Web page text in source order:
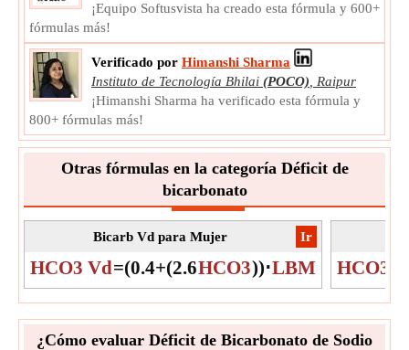
HCO3 medido
El HCO3 medido es el nivel de iones bicarbonato medido
en la sangre.
Símbolo:
HCO3
Medición:
Concentración molar
Unidad:mEq/L
Nota:El valor puede ser positivo o negativo.
¡Equipo Softusvista ha creado esta fórmula y 600+
fórmulas más!
Verificado por Himanshi Sharma
Instituto de Tecnología Bhilai (POCO)
Raipur
¡Himanshi Sharma ha verificado esta fórmula y
800+ fórmulas más!
Otras fórmulas en la categoría Déficit de
bicarbonato
​Ir
Bicarb Vd para Mujer
HCO3 Vd=(0.4+(2.6HCO3))⋅LBM HCO3
¿Cómo evaluar Déficit de Bicarbonato de Sodio